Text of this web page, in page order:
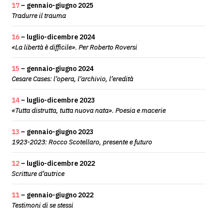
17 – gennaio-giugno 2025
Tradurre il trauma
16 – luglio-dicembre 2024
«La libertà è difficile». Per Roberto Roversi
15 – gennaio-giugno 2024
Cesare Cases: l’opera, l’archivio, l’eredità
14 – luglio-dicembre 2023
«Tutta distrutta, tutta nuova nata». Poesia e macerie
13 – gennaio-giugno 2023
1923-2023: Rocco Scotellaro, presente e futuro
12 – luglio-dicembre 2022
Scritture d’autrice
11 – gennaio-giugno 2022
Testimoni di se stessi